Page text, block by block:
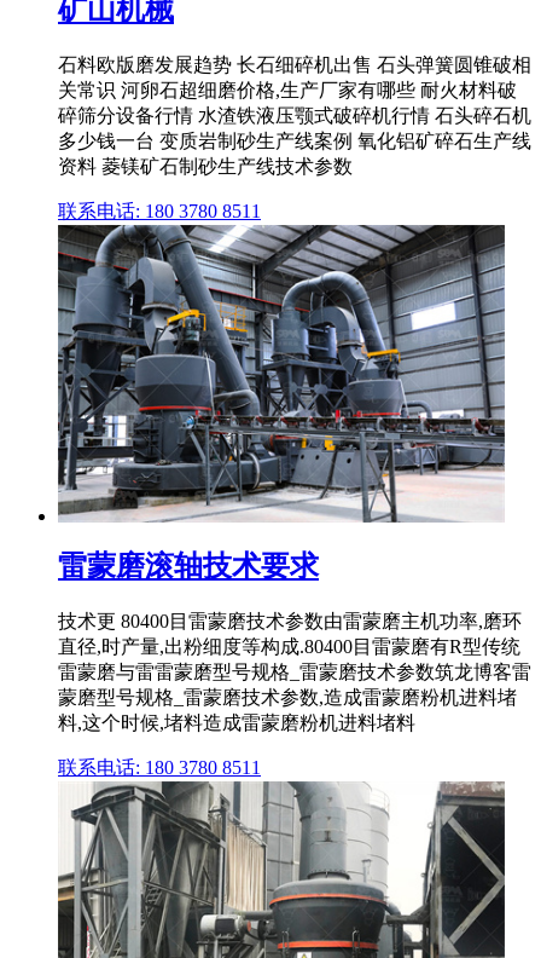
矿山机械
石料欧版磨发展趋势 长石细碎机出售 石头弹簧圆锥破相
关常识 河卵石超细磨价格,生产厂家有哪些 耐火材料破
碎筛分设备行情 水渣铁液压颚式破碎机行情 石头碎石机
多少钱一台 变质岩制砂生产线案例 氧化铝矿碎石生产线
资料 菱镁矿石制砂生产线技术参数
联系电话: 180 3780 8511
雷蒙磨滚轴技术要求
技术更 80400目雷蒙磨技术参数由雷蒙磨主机功率,磨环
直径,时产量,出粉细度等构成.80400目雷蒙磨有R型传统
雷蒙磨与雷雷蒙磨型号规格_雷蒙磨技术参数筑龙博客雷
蒙磨型号规格_雷蒙磨技术参数,造成雷蒙磨粉机进料堵
料,这个时候,堵料造成雷蒙磨粉机进料堵料
联系电话: 180 3780 8511